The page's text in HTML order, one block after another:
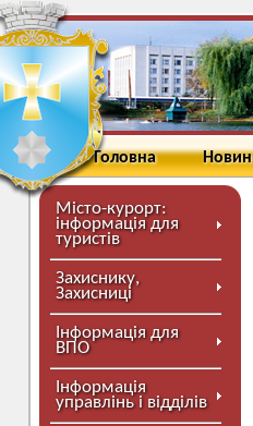
Головна
Місто-курорт:
інформація для
туристів
Захиснику,
Захисниці
Інформація для
ВПО
Інформація
управлінь і відділів